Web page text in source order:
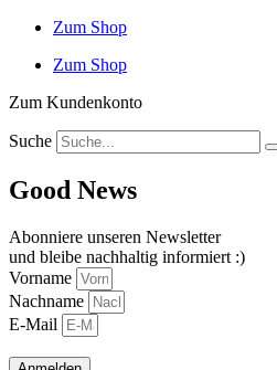
Zum Shop
Zum Shop
Zum Kundenkonto
Suche
Good News
Abonniere unseren Newsletter
und bleibe nachhaltig informiert :)
Vorname
Nachname
E-Mail